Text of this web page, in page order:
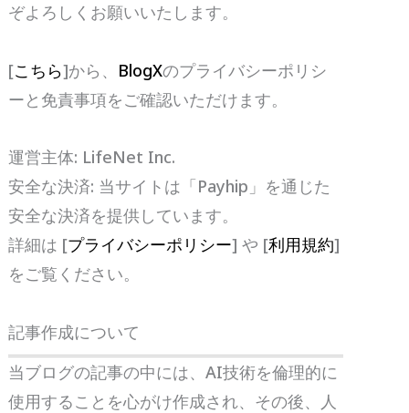
ぞよろしくお願いいたします。
[こちら]から、 BlogXのプライバシーポリシ
ーと免責事項をご確認いただけます。
運営主体: LifeNet Inc.
安全な決済: 当サイトは「Payhip」を通じた
安全な決済を提供しています。
詳細は [プライバシーポリシー] や [利用規約]
をご覧ください。
記事作成について
当ブログの記事の中には、AI技術を倫理的に
使用することを心がけ作成され、その後、人